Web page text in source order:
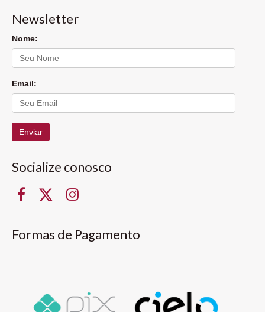
Newsletter
Nome:
Email:
Enviar
Socialize conosco
Formas de Pagamento